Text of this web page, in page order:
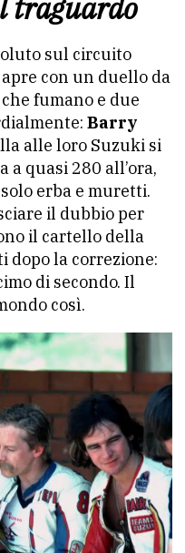
traguardo
sul circuito
con un duello da
fumano e due
Barry
alle loro Suzuki si
a quasi 280 all’ora,
erba e muretti.
il dubbio per
il cartello della
dopo la correzione:
di secondo. Il
così.